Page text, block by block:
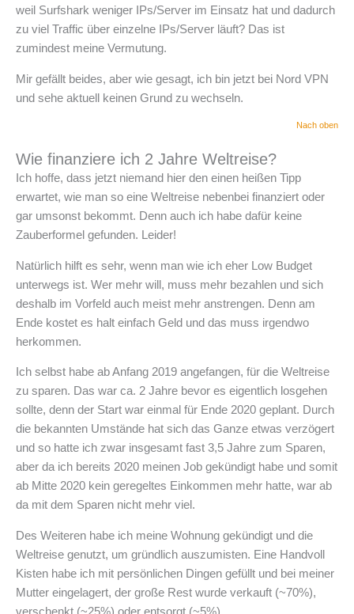
weil Surfshark weniger IPs/Server im Einsatz hat und dadurch
zu viel Traffic über einzelne IPs/Server läuft? Das ist
zumindest meine Vermutung.
Mir gefällt beides, aber wie gesagt, ich bin jetzt bei Nord VPN
und sehe aktuell keinen Grund zu wechseln.
Nach oben
Wie finanziere ich 2 Jahre Weltreise?
Ich hoffe, dass jetzt niemand hier den einen heißen Tipp
erwartet, wie man so eine Weltreise nebenbei finanziert oder
gar umsonst bekommt. Denn auch ich habe dafür keine
Zauberformel gefunden. Leider!
Natürlich hilft es sehr, wenn man wie ich eher Low Budget
unterwegs ist. Wer mehr will, muss mehr bezahlen und sich
deshalb im Vorfeld auch meist mehr anstrengen. Denn am
Ende kostet es halt einfach Geld und das muss irgendwo
herkommen.
Ich selbst habe ab Anfang 2019 angefangen, für die Weltreise
zu sparen. Das war ca. 2 Jahre bevor es eigentlich losgehen
sollte, denn der Start war einmal für Ende 2020 geplant. Durch
die bekannten Umstände hat sich das Ganze etwas verzögert
und so hatte ich zwar insgesamt fast 3,5 Jahre zum Sparen,
aber da ich bereits 2020 meinen Job gekündigt habe und somit
ab Mitte 2020 kein geregeltes Einkommen mehr hatte, war ab
da mit dem Sparen nicht mehr viel.
Des Weiteren habe ich meine Wohnung gekündigt und die
Weltreise genutzt, um gründlich auszumisten. Eine Handvoll
Kisten habe ich mit persönlichen Dingen gefüllt und bei meiner
Mutter eingelagert, der große Rest wurde verkauft (~70%),
verschenkt (~25%) oder entsorgt (~5%).